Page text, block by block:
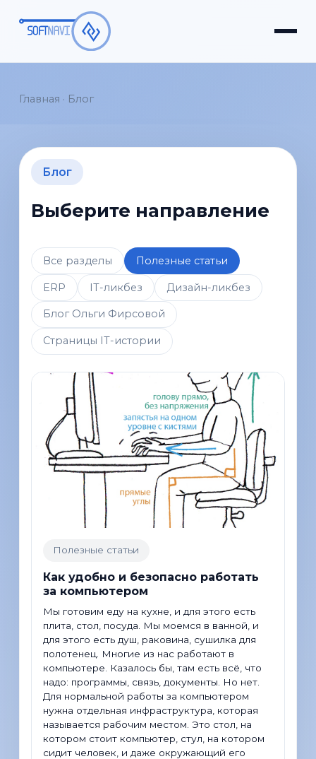
Главная · Блог
Блог
Выберите направление
Все разделы Полезные статьи
ERP IT-ликбез Дизайн-ликбез
Блог Ольги Фирсовой
Страницы IT-истории
Полезные статьи
Как удобно и безопасно работать
за компьютером
Мы готовим еду на кухне, и для этого есть
плита, стол, посуда. Мы моемся в ванной, и
для этого есть душ, раковина, сушилка для
полотенец. Многие из нас работают в
компьютере. Казалось бы, там есть всё, что
надо: программы, связь, документы. Но нет.
Для нормальной работы за компьютером
нужна отдельная инфраструктура, которая
называется рабочим местом. Это стол, на
котором стоит компьютер, стул, на котором
сидит человек, и даже окружающий его